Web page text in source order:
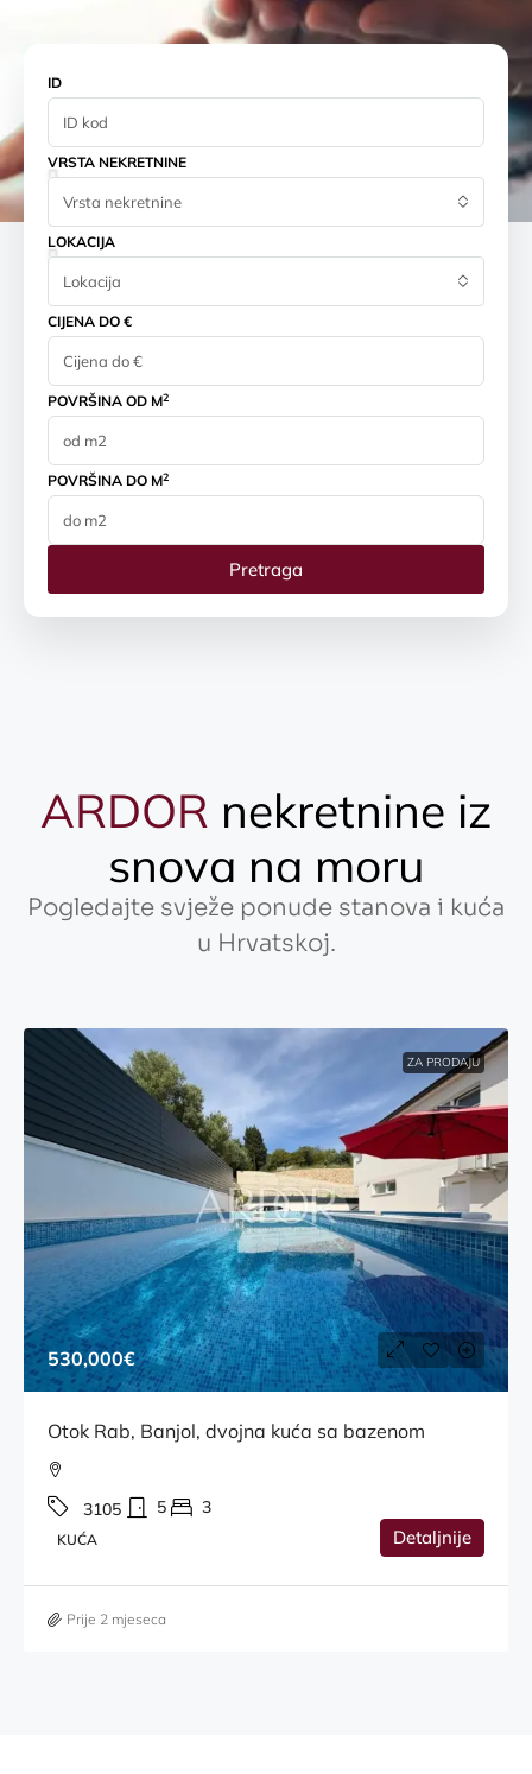
ID
VRSTA NEKRETNINE
Vrsta nekretnine
LOKACIJA
Lokacija
CIJENA DO €
POVRŠINA OD M2
POVRŠINA DO M2
Pretraga
ARDOR nekretnine iz
snova na moru
Pogledajte svježe ponude stanova i kuća
u Hrvatskoj.
ZA PRODAJU
530,000€
Otok Rab, Banjol, dvojna kuća sa bazenom
3105 5 3
KUĆA Detaljnije
Prije 2 mjeseca